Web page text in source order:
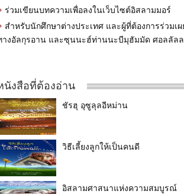
ร่วมเขียนบทความเพื่อลงในเว็บไซต์อิสลามมอร์
สำหรับนักศึกษาต่างประเทศ และผู้ที่ต้องการร่วมเ
างอัลกุรอาน และซุนนะฮ์ท่านนะบีมุฮัมมัด ศอลลัล
นังสือที่ต้องอ่าน
ชัรฮุ อุซูลุลอีหม่าน
วิธีเลี้ยงลูกให้เป็นคนดี
อิสลามศาสนาแห่งความสมบูรณ์